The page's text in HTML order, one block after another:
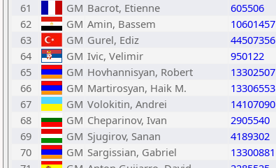
61
GM Bacrot, Etienne 605506
62
GM Amin, Bassem 10601457
63
GM Gurel, Ediz 44507356
64
GM Ivic, Velimir 950122
65
GM Hovhannisyan, Robert 13302507
66
GM Martirosyan, Haik M. 13306553
67
GM Volokitin, Andrei 14107090
68
GM Cheparinov, Ivan 2905540
69
GM Sjugirov, Sanan 4189302
70
GM Sargissian, Gabriel 13300881